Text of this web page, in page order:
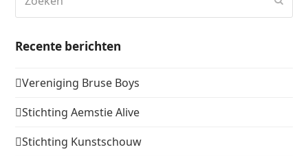
Recente berichten
Vereniging Bruse Boys
Stichting Aemstie Alive
Stichting Kunstschouw